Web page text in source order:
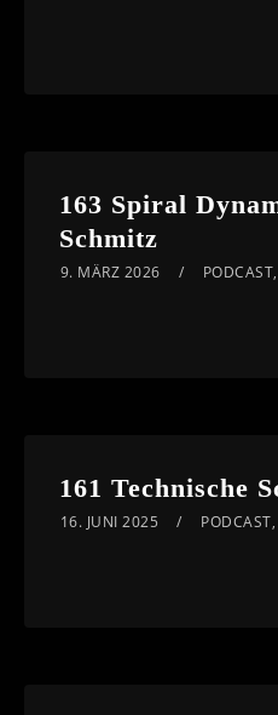
163 Spiral
Schmitz
9. MÄRZ 2026 PODCAST
161 Technische
16. JUNI 2025 PODCAST,